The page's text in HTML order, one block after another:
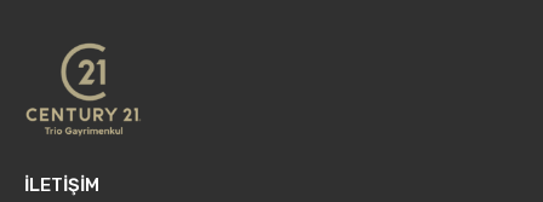
İLETİŞİM